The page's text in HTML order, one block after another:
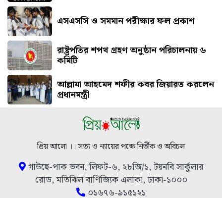
এসএসসি ও সমমান পরীক্ষার ফল প্রকাশ
রাষ্ট্রপতির শপথ গ্রহণ অনুষ্ঠান পরিচালনায় ৬
কমিটি
আল্লামা আহমেদ শফীর কবর জিয়ারত করলেন
প্রধানমন্ত্রী
প্রিয় আলো ।। সত্য ও ন্যায়ের পক্ষে নির্ভীক ও অবিচল
গাউছে-পাক ভবন, লিফট-৬, ২৮জি/১, টয়নবি সার্কুলার
রোড, মতিঝিল বাণিজ্যিক এলাকা, ঢাকা-১০০০
০১৬৭৬-৯১৫১২১